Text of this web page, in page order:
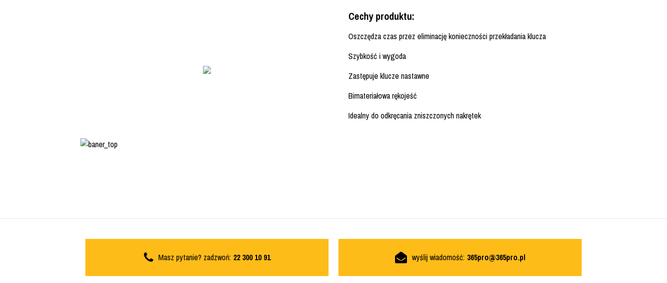
Cechy produktu:
Oszczędza czas przez eliminację konieczności przekładania klucza
Szybkość i wygoda
Zastępuje klucze nastawne
Bimateriałowa rękojeść
Idealny do odkręcania zniszczonych nakrętek
Masz pytanie? zadzwoń: 22 300 10 91 wyślij wiadomość: 365pro@365pro.pl